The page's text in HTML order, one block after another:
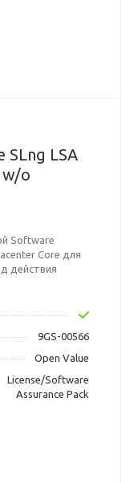
SLng LSA
w/o
Software
Core для
действия
9GS-00566
Open Value
License/Software
Assurance Pack